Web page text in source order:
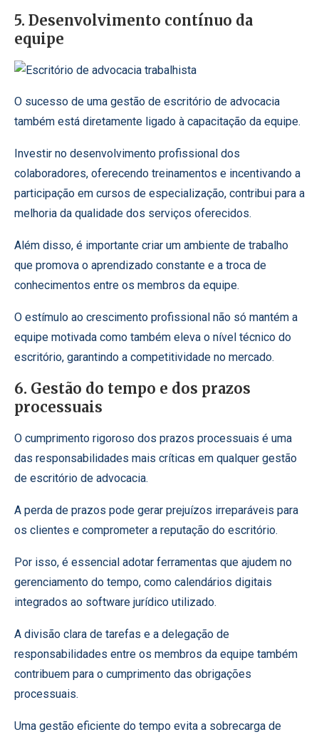
5. Desenvolvimento contínuo da
equipe
O sucesso de uma gestão de escritório de advocacia
também está diretamente ligado à capacitação da equipe.
Investir no desenvolvimento profissional dos
colaboradores, oferecendo treinamentos e incentivando a
participação em cursos de especialização, contribui para a
melhoria da qualidade dos serviços oferecidos.
Além disso, é importante criar um ambiente de trabalho
que promova o aprendizado constante e a troca de
conhecimentos entre os membros da equipe.
O estímulo ao crescimento profissional não só mantém a
equipe motivada como também eleva o nível técnico do
escritório, garantindo a competitividade no mercado.
6. Gestão do tempo e dos prazos
processuais
O cumprimento rigoroso dos prazos processuais é uma
das responsabilidades mais críticas em qualquer gestão
de escritório de advocacia.
A perda de prazos pode gerar prejuízos irreparáveis para
os clientes e comprometer a reputação do escritório.
Por isso, é essencial adotar ferramentas que ajudem no
gerenciamento do tempo, como calendários digitais
integrados ao software jurídico utilizado.
A divisão clara de tarefas e a delegação de
responsabilidades entre os membros da equipe também
contribuem para o cumprimento das obrigações
processuais.
Uma gestão eficiente do tempo evita a sobrecarga de